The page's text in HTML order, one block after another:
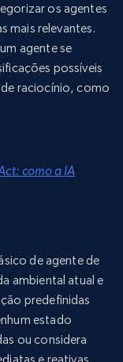
os agentes
mais relevantes.
agente se
possíveis
de raciocínio, como
como a IA
de agente de
ambiental atual e
predefinidas
estado
ou considera